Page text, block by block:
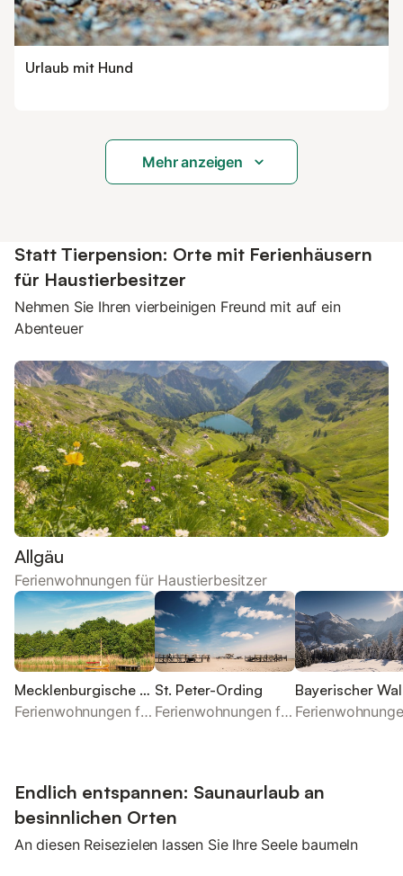
Urlaub mit Hund
Mehr anzeigen
Statt Tierpension: Orte mit Ferienhäusern
für Haustierbesitzer
Nehmen Sie Ihren vierbeinigen Freund mit auf ein
Abenteuer
Allgäu
Ferienwohnungen für Haustierbesitzer
Mecklenburgische Seenplatte
Ferienwohnungen für Haustierbesitzer
St. Peter-Ording
Ferienwohnungen für Haustierbesitzer
Bayerischer
Endlich entspannen: Saunaurlaub an
besinnlichen Orten
An diesen Reisezielen lassen Sie Ihre Seele baumeln